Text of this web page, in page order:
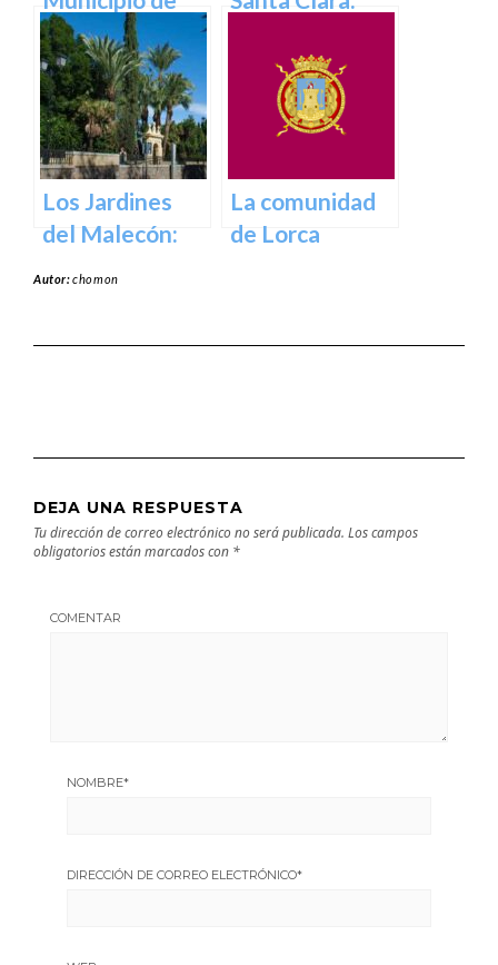
Abanilla en
Murcia en
Murcia
pasado para el
presente en
Murcia
Los Jardines
del Malecón:
La comunidad
de Lorca
Autor:chomon
DEJA UNA RESPUESTA
Tu dirección de correo electrónico no será publicada. Los campos
obligatorios están marcados con *
COMENTAR
NOMBRE*
DIRECCIÓN DE CORREO ELECTRÓNICO*